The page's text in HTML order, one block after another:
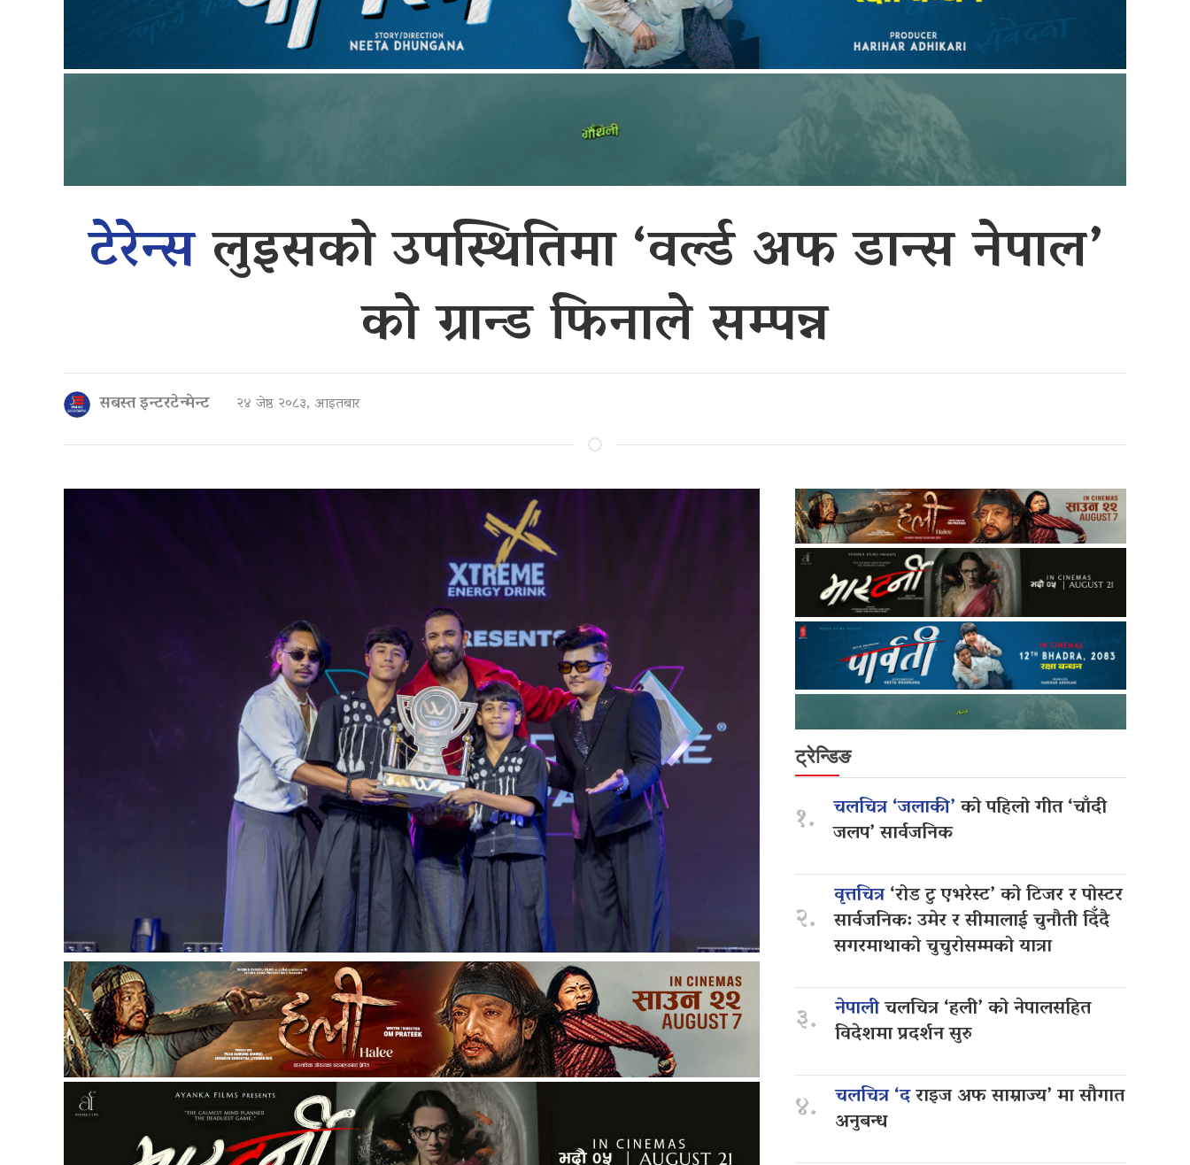
टेरेन्सलुइसको उपस्थितिमा ‘वर्ल्ड अफ डान्स नेपाल’
को ग्रान्ड फिनाले सम्पन्न
सबस्त इन्टरटेन्मेन्ट २४ जेष्ठ २०८३, आइतबार
ट्रेन्डिङ
१. चलचित्र ‘जलाकी’को पहिलो गीत ‘चाँदी
जलप’ सार्वजनिक
२.
वृत्तचित्र‘रोड टु एभरेस्ट’ को टिजर र पोस्टर
सार्वजनिक: उमेर र सीमालाई चुनौती दिँदै
सगरमाथाको चुचुरोसम्मको यात्रा
३. नेपालीचलचित्र ‘हली’ को नेपालसहित
विदेशमा प्रदर्शन सुरु
४. चलचित्र ‘दराइज अफ साम्राज्य’ मा सौगात
अनुबन्ध